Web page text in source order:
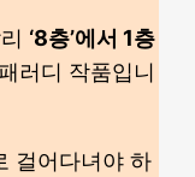
‘8층’에서 1층
러디 작품입니
걸어다녀야 하